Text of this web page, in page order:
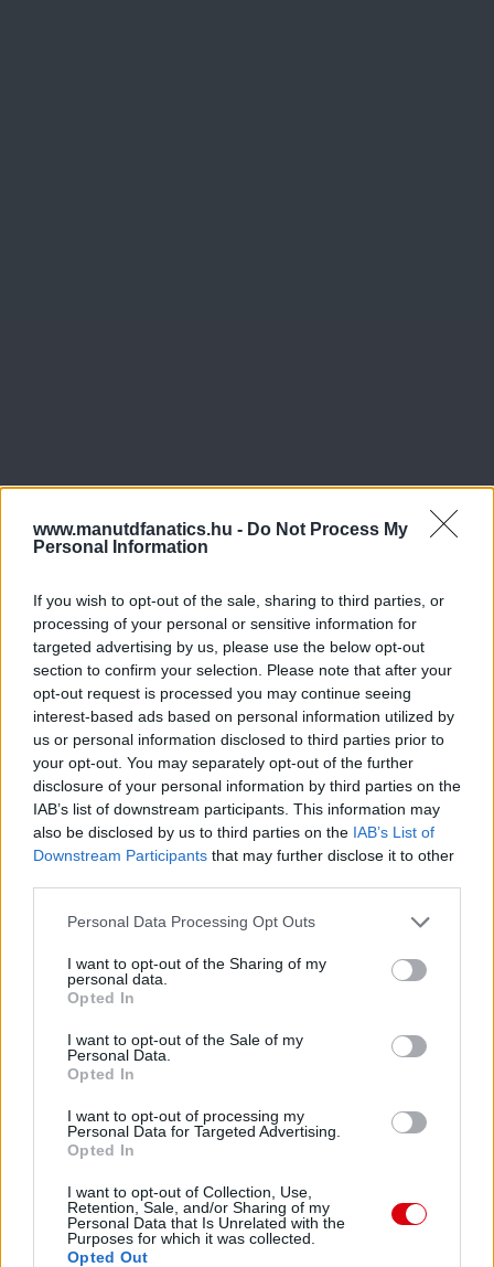
www.manutdfanatics.hu - Do Not Process My
Personal Information
If you wish to opt-out of the sale, sharing to third parties, or
processing of your personal or sensitive information for
targeted advertising by us, please use the below opt-out
section to confirm your selection. Please note that after your
opt-out request is processed you may continue seeing
interest-based ads based on personal information utilized by
us or personal information disclosed to third parties prior to
your opt-out. You may separately opt-out of the further
disclosure of your personal information by third parties on the
IAB’s list of downstream participants. This information may
also be disclosed by us to third parties on the IAB’s List of
Downstream Participants that may further disclose it to other
Please note that this website/app uses one or more Google
not limited to your visit or usage behaviour. You may click to
grant or deny consent to Google and its third-party tags to
use your data for below specified purposes in below Google
consent section.
Personal Data Processing Opt Outs
I want to opt-out of the Sharing of my
personal data.
Opted In
I want to opt-out of the Sale of my
Personal Data.
Opted In
I want to opt-out of processing my
Personal Data for Targeted Advertising.
Opted In
I want to opt-out of Collection, Use,
Retention, Sale, and/or Sharing of my
Personal Data that Is Unrelated with the
Purposes for which it was collected.
Opted Out
Meccs Center
Paris Saint-Germain
Manchester United
Felkészülési szezon 4. mérkőzés
2026-08-08 17:00
Leeds UnitedvsManchester United2026-08-12 20:30